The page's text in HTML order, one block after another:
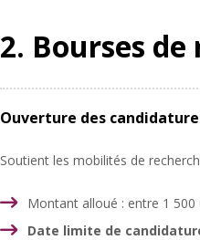
2. Bourses
Ouverture des
Soutient les mobilités de
Montant alloué : entre 1
Date limite de